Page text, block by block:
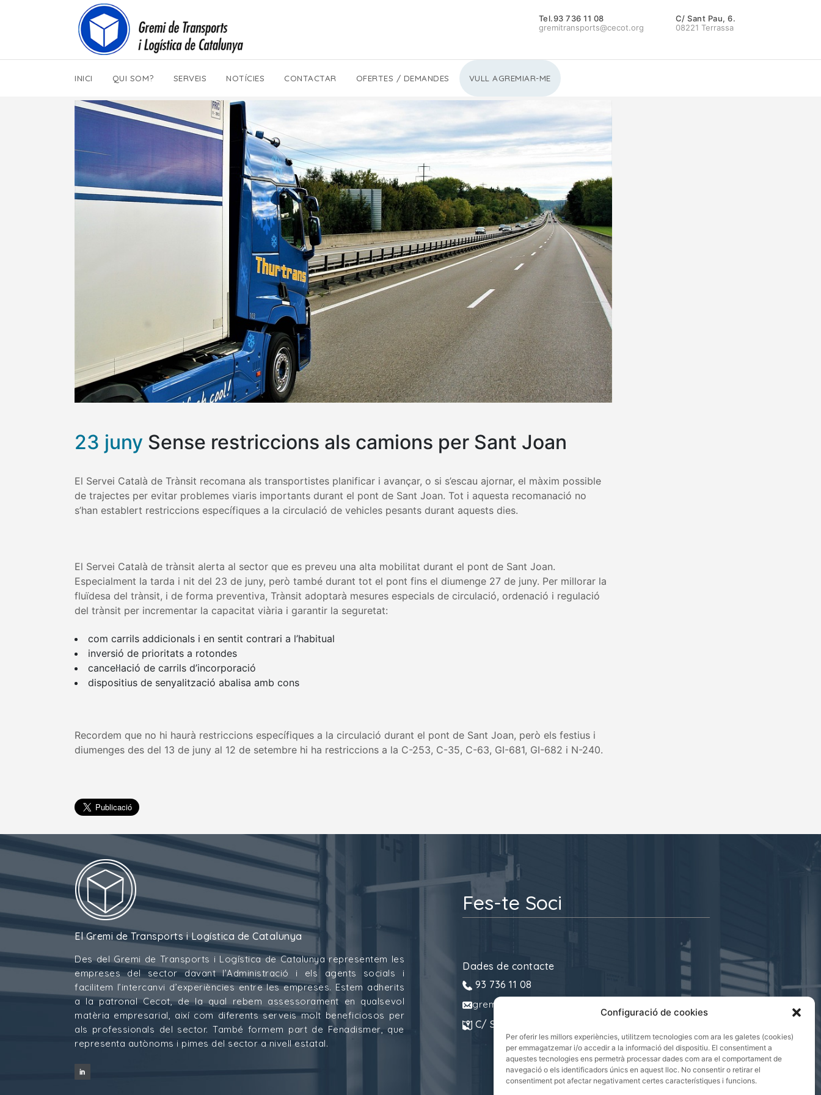
Configuració de cookies
Per oferir les millors experiències, utilitzem tecnologies com ara les galetes (cookies)
per emmagatzemar i/o accedir a la informació del dispositiu. El consentiment a
aquestes tecnologies ens permetrà processar dades com ara el comportament de
navegació o els identificadors únics en aquest lloc. No consentir o retirar el
consentiment pot afectar negativament certes característiques i funcions.
Tel.93 736 11 08
gremitransports@cecot.org
C/ Sant Pau, 6.
08221 Terrassa
INICI QUI SOM? SERVEIS NOTÍCIES CONTACTAR OFERTES / DEMANDES VULL AGREMIAR-ME
23 juny Sense restriccions als camions per Sant Joan
El Servei Català de Trànsit recomana als transportistes planificar i avançar, o si s’escau ajornar, el màxim possible
de trajectes per evitar problemes viaris importants durant el pont de Sant Joan. Tot i aquesta recomanació no
s’han establert restriccions específiques a la circulació de vehicles pesants durant aquests dies.
El Servei Català de trànsit alerta al sector que es preveu una alta mobilitat durant el pont de Sant Joan.
Especialment la tarda i nit del 23 de juny, però també durant tot el pont fins el diumenge 27 de juny. Per millorar la
fluïdesa del trànsit, i de forma preventiva, Trànsit adoptarà mesures especials de circulació, ordenació i regulació
del trànsit per incrementar la capacitat viària i garantir la seguretat:
com carrils addicionals i en sentit contrari a l’habitual
inversió de prioritats a rotondes
cancel·lació de carrils d’incorporació
dispositius de senyalització abalisa amb cons
Recordem que no hi haurà restriccions específiques a la circulació durant el pont de Sant Joan, però els festius i
diumenges des del 13 de juny al 12 de setembre hi ha restriccions a la C-253, C-35, C-63, GI-681, GI-682 i N-240.
El Gremi de Transports i Logística de Catalunya
Des del Gremi de Transports i Logística de Catalunya representem les
empreses del sector davant l’Administració i els agents socials i
facilitem l’intercanvi d’experiències entre les empreses. Estem adherits
a la patronal Cecot, de la qual rebem assessorament en qualsevol
matèria empresarial, així com diferents serveis molt beneficiosos per
als professionals del sector. També formem part de Fenadismer, que
representa autònoms i pimes del sector a nivell estatal.
Fes-te Soci
Dades de contacte
93 736 11 08
gremitransports@cecot.org
C/ Sant Pau, 6. 08221 Terrassa